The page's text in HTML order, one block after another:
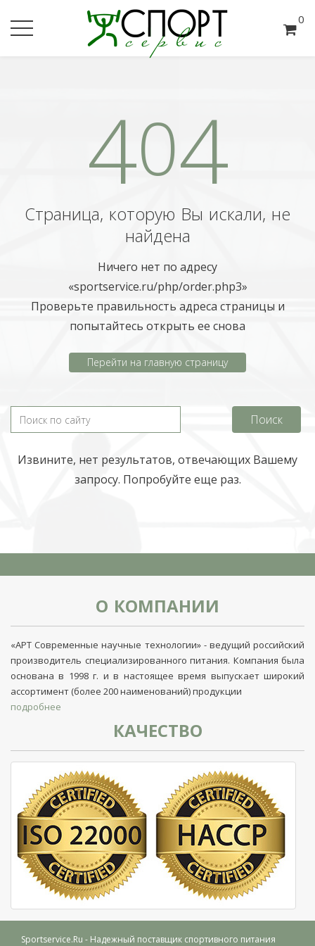
0
404
Страница, которую Вы искали, не
найдена
Ничего нет по адресу
«sportservice.ru/php/order.php3»
Проверьте правильность адреса страницы и
попытайтесь открыть ее снова
Перейти на главную страницу
Извините, нет результатов, отвечающих Вашему
запросу. Попробуйте еще раз.
О КОМПАНИИ
«АРТ Современные научные технологии» - ведущий российский
производитель специализированного питания. Компания была
основана в 1998 г. и в настоящее время выпускает широкий
ассортимент (более 200 наименований) продукции
подробнее
КАЧЕСТВО
Sportservice.Ru - Надежный поставщик спортивного питания